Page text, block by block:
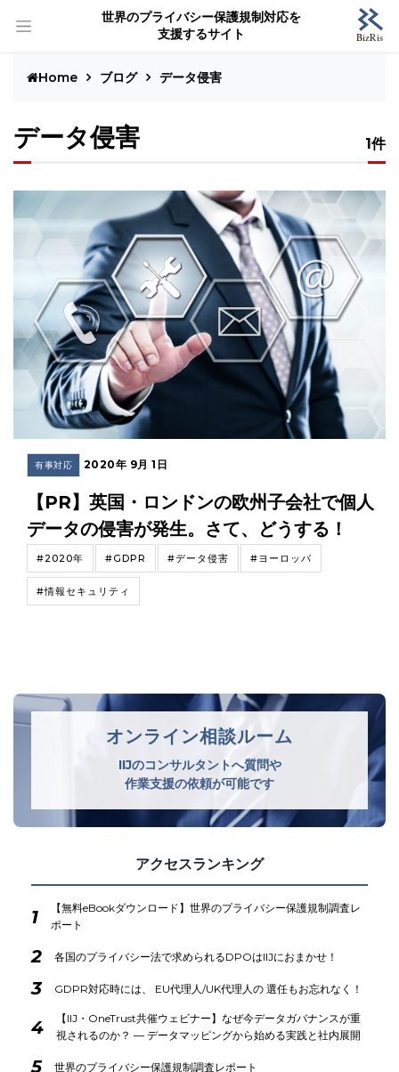
世界のプライバシー保護規制対応を
支援するサイト
Home ブログ データ侵害
データ侵害 1件
有事対応 2020年 9月 1日
【PR】英国・ロンドンの欧州子会社で個人
データの侵害が発生。さて、どうする！
#2020年 #GDPR #データ侵害 #ヨーロッパ
#情報セキュリティ
オンライン相談ルーム
IIJのコンサルタントへ質問や
作業支援の依頼が可能です
アクセスランキング
1
【無料eBookダウンロード】世界のプライバシー保護規制調査レ
ポート
2 各国のプライバシー法で求められるDPOはIIJにおまかせ！
3 GDPR対応時には、 EU代理人/UK代理人の 選任もお忘れなく！
4
【IIJ・OneTrust共催ウェビナー】なぜ今データガバナンスが重
視されるのか？ ― データマッピングから始める実践と社内展開
5 世界のプライバシー保護規制調査レポート